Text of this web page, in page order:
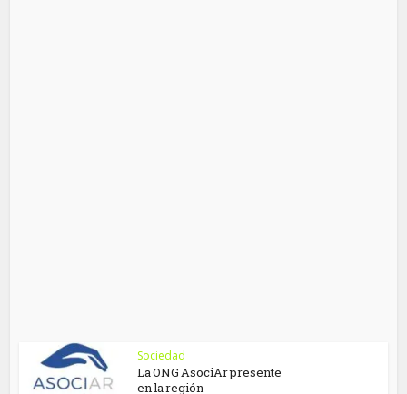
Sociedad
La ONG AsociAr presente
en la región